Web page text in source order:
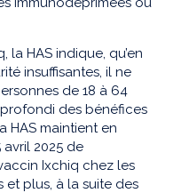
HAS indique, qu’en
insuffisantes, il ne
de 18 à 64
des bénéfices
HAS maintient en
2025 de
Ixchiq chez les
et plus, à la suite des